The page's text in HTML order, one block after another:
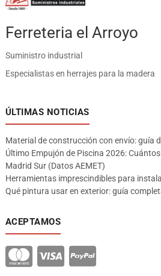
Ferreteria el Arroyo
Suministro industrial
Especialistas en herrajes para la madera
ÚLTIMAS NOTICIAS
Material de construcción con envío: guía
Último Empujón de Piscina 2026:
Madrid Sur (Datos AEMET)
Herramientas imprescindibles para
Qué pintura usar en exterior: guía
ACEPTAMOS